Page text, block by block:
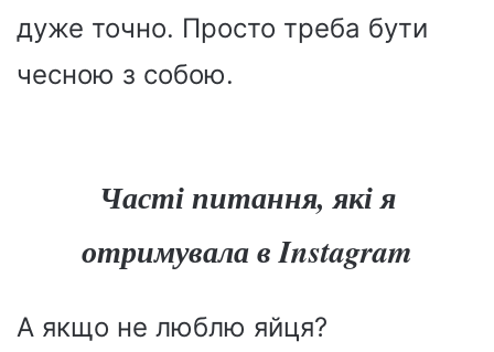
дуже точно. Просто треба бути
чесною з собою.
Часті питання, які я
отримувала в Instagram
А якщо не люблю яйця?